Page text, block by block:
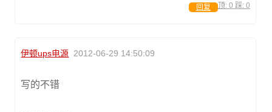
顶: 0 踩: 0
回复
伊顿ups电源 2012-06-29 14:50:09
写的不错